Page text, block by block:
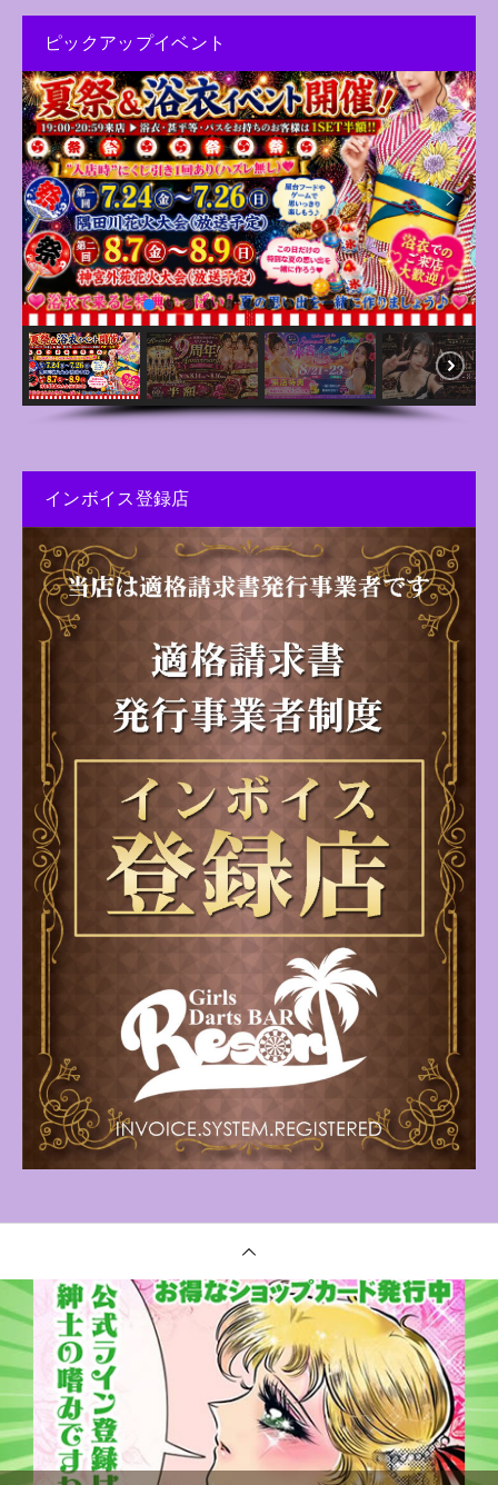
ピックアップイベント
インボイス登録店